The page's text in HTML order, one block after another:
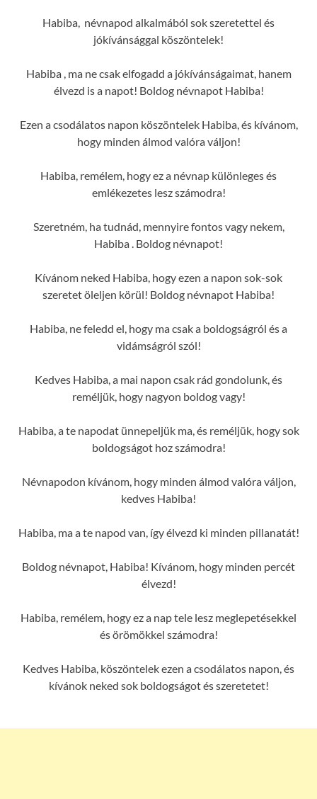
Habiba, névnapod alkalmából sok szeretettel és
jókívánsággal köszöntelek!
Habiba , ma ne csak elfogadd a jókívánságaimat, hanem
élvezd is a napot! Boldog névnapot Habiba!
Ezen a csodálatos napon köszöntelek Habiba, és kívánom,
hogy minden álmod valóra váljon!
Habiba, remélem, hogy ez a névnap különleges és
emlékezetes lesz számodra!
Szeretném, ha tudnád, mennyire fontos vagy nekem,
Habiba . Boldog névnapot!
Kívánom neked Habiba, hogy ezen a napon sok-sok
szeretet öleljen körül! Boldog névnapot Habiba!
Habiba, ne feledd el, hogy ma csak a boldogságról és a
vidámságról szól!
Kedves Habiba, a mai napon csak rád gondolunk, és
reméljük, hogy nagyon boldog vagy!
Habiba, a te napodat ünnepeljük ma, és reméljük, hogy sok
boldogságot hoz számodra!
Névnapodon kívánom, hogy minden álmod valóra váljon,
kedves Habiba!
Habiba, ma a te napod van, így élvezd ki minden pillanatát!
Boldog névnapot, Habiba! Kívánom, hogy minden percét
élvezd!
Habiba, remélem, hogy ez a nap tele lesz meglepetésekkel
és örömökkel számodra!
Kedves Habiba, köszöntelek ezen a csodálatos napon, és
kívánok neked sok boldogságot és szeretetet!